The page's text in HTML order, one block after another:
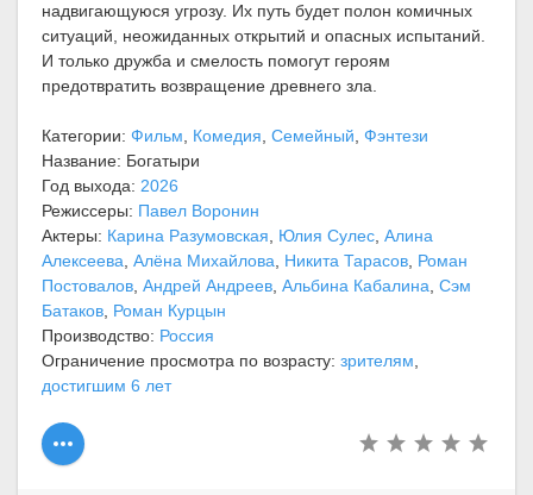
надвигающуюся угрозу. Их путь будет полон комичных
ситуаций, неожиданных открытий и опасных испытаний.
И только дружба и смелость помогут героям
предотвратить возвращение древнего зла.
Категории: Фильм Комедия Семейный Фэнтези
Название: Богатыри
Год выхода: 2026
Режиссеры: Павел Воронин
Актеры: Карина Разумовская Юлия Сулес Алина
Алексеева Алёна Михайлова Никита Тарасов Роман
Постовалов Андрей Андреев Альбина Кабалина Сэм
Батаков Роман Курцын
Производство: Россия
Ограничение просмотра по возрасту: зрителям
достигшим 6 лет